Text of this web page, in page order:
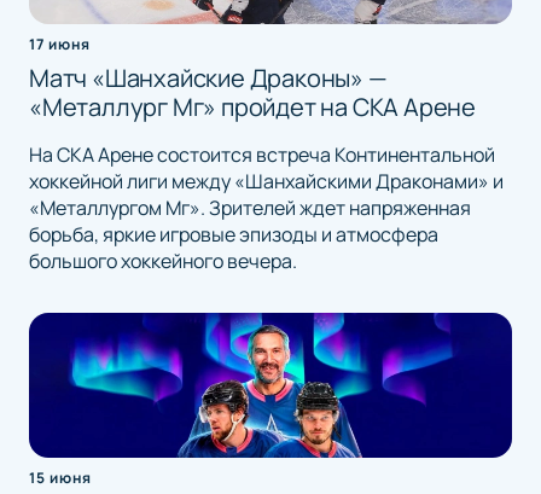
17 июня
Матч «Шанхайские Драконы» —
«Металлург Мг» пройдет на СКА Арене
На СКА Арене состоится встреча Континентальной
хоккейной лиги между «Шанхайскими Драконами» и
«Металлургом Мг». Зрителей ждет напряженная
борьба, яркие игровые эпизоды и атмосфера
большого хоккейного вечера.
15 июня